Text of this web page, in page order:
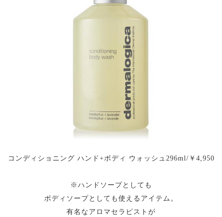
コンディショニング ハンド+ボディ ウォッシュ296ml/￥4,950
※ハンドソープとしても
ボディソープとしても使えるアイテム。
有名なアロマセラピストが